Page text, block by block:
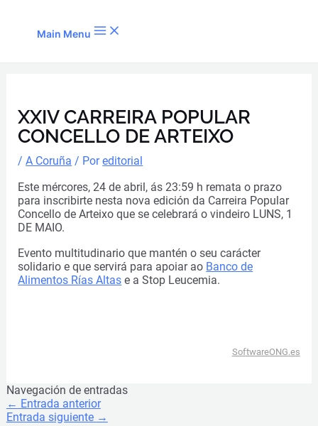
Main Menu
XXIV CARREIRA POPULAR
CONCELLO DE ARTEIXO
/A Coruña / Poreditorial
Este mércores, 24 de abril, ás 23:59 h remata o prazo
para inscribirte nesta nova edición da Carreira Popular
Concello de Arteixo que se celebrará o vindeiro LUNS, 1
DE MAIO.
Evento multitudinario que mantén o seu carácter
solidario e que servirá para apoiar ao Banco de
Alimentos Rías Altas e a Stop Leucemia.
SoftwareONG.es
Navegación de entradas
← Entrada anterior
Entrada siguiente →